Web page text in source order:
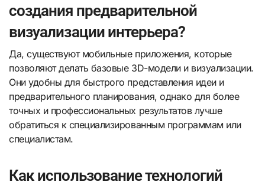
создания предварительной
визуализации интерьера?
Да, существуют мобильные приложения, которые
позволяют делать базовые 3D-модели и визуализации.
Они удобны для быстрого представления идеи и
предварительного планирования, однако для более
точных и профессиональных результатов лучше
обратиться к специализированным программам или
специалистам.
Как использование технологий